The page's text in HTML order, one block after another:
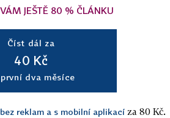
JEŠTĚ 80 % ČLÁNKU
Číst dál za
40 Kč
dva měsíce
reklam a s mobilní aplikací za 80 Kč.